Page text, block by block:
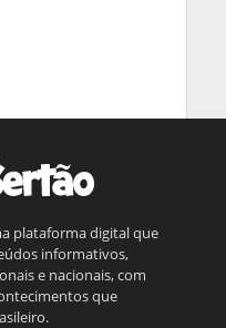
plataforma digital que
informativos,
e nacionais, com
que